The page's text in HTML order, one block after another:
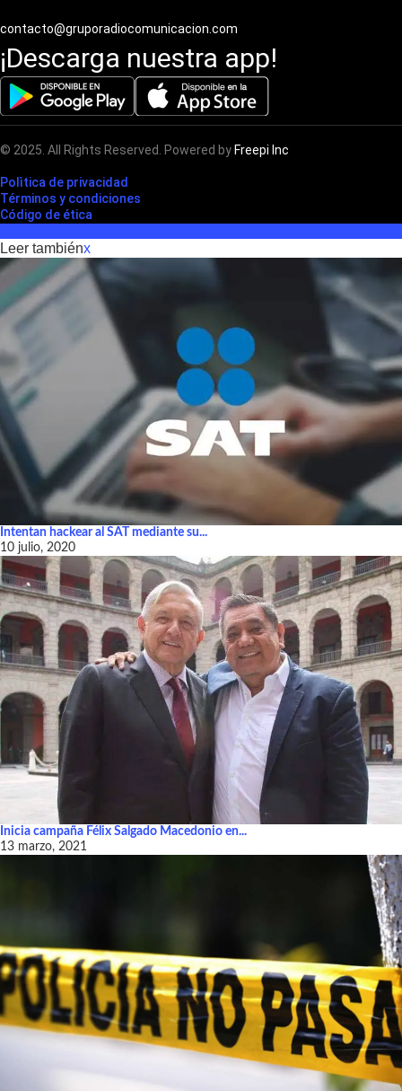
contacto@gruporadiocomunicacion.com
¡Descarga nuestra app!
© 2025. All Rights Reserved. Powered by Freepi Inc
Polìtica de privacidad
Términos y condiciones
Código de ética
Leer tambiénx
Intentan hackear al SAT mediante su...
10 julio, 2020
Inicia campaña Félix Salgado Macedonio en...
13 marzo, 2021